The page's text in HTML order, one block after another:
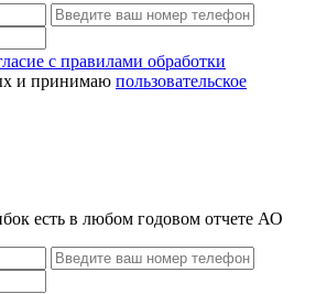
с правилами обработки
и принимаю пользовательское
есть в любом годовом отчете АО